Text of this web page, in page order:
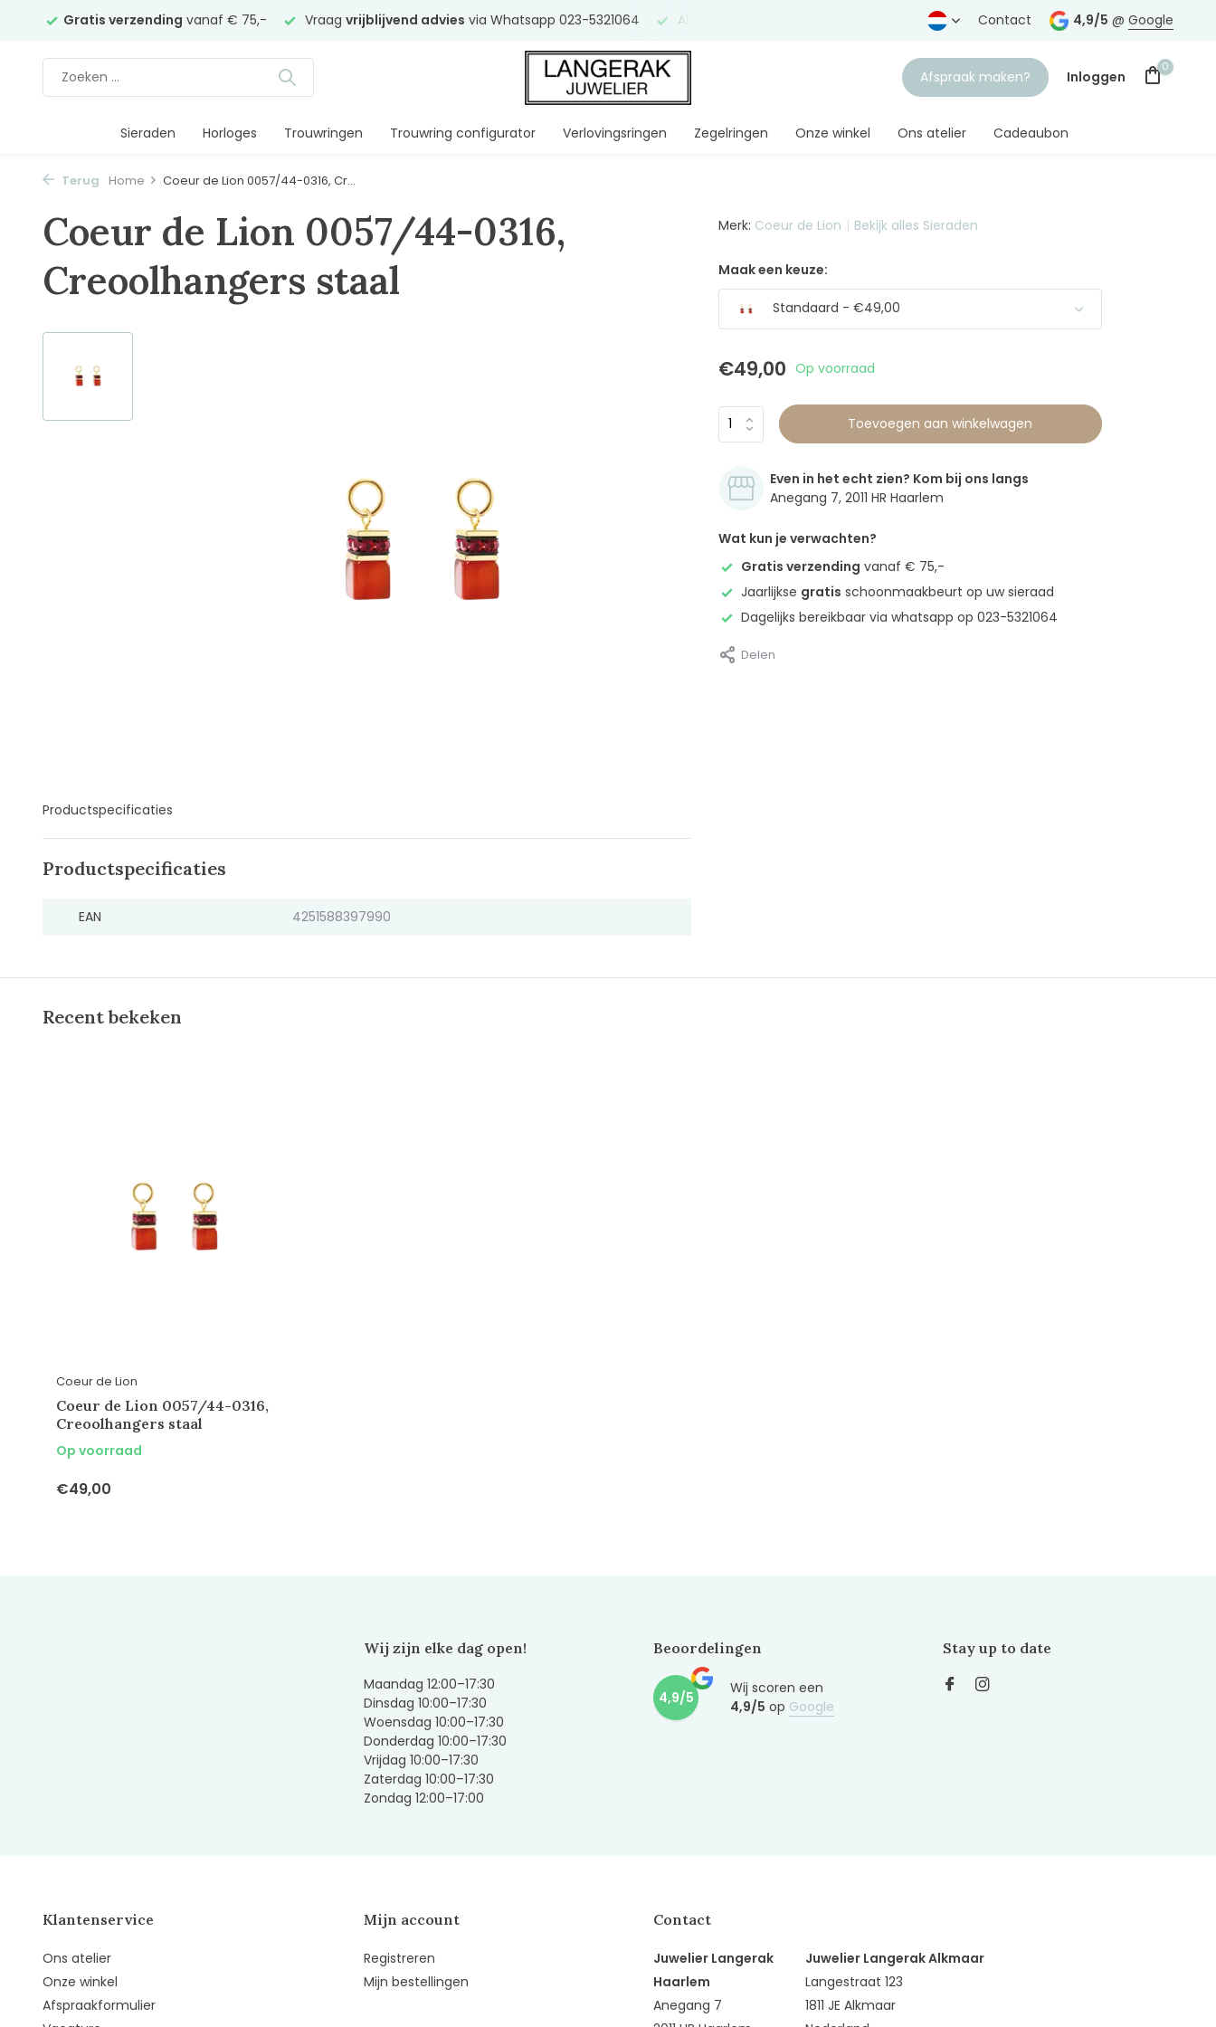
Gratis verzending vanaf € 75,- Vraag vrijblijvend advies via Whatsapp 023-5321064 Al Gratis verzending vanaf € 75,-
Contact 4,9/5 @ Google
Afspraak maken? Inloggen
0
Sieraden Horloges Trouwringen Trouwring configurator Verlovingsringen Zegelringen Onze winkel Ons atelier Cadeaubon
Terug Home Coeur de Lion 0057/44-0316, Cr...
Coeur de Lion 0057/44-0316,
Creoolhangers staal
Productspecificaties
Productspecificaties
EAN 4251588397990
Merk: Coeur de Lion Bekijk alles Sieraden
Maak een keuze:
Standaard - €49,00
€49,00 Op voorraad
Toevoegen aan winkelwagen
Even in het echt zien? Kom bij ons langs
Anegang 7, 2011 HR Haarlem
Wat kun je verwachten?
Gratis verzending vanaf € 75,-
Jaarlijkse gratis schoonmaakbeurt op uw sieraad
Dagelijks bereikbaar via whatsapp op 023-5321064
Delen
Recent bekeken
Coeur de Lion
Coeur de Lion 0057/44-0316,
Creoolhangers staal
Op voorraad
€49,00
Wij zijn elke dag open!
Maandag 12:00–17:30
Dinsdag 10:00–17:30
Woensdag 10:00–17:30
Donderdag 10:00–17:30
Vrijdag 10:00–17:30
Zaterdag 10:00–17:30
Zondag 12:00–17:00
Beoordelingen
4,9/5
Wij scoren een
4,9/5 op Google
Stay up to date
Klantenservice
Ons atelier
Onze winkel
Afspraakformulier
Mijn account
Registreren
Mijn bestellingen
Contact
Juwelier Langerak
Haarlem
Anegang 7
Juwelier Langerak Alkmaar
Langestraat 123
1811 JE Alkmaar